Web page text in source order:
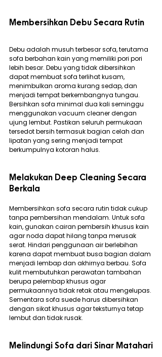
Membersihkan Debu Secara Rutin
Debu adalah musuh terbesar sofa, terutama
sofa berbahan kain yang memiliki pori pori
lebih besar. Debu yang tidak dibersihkan
dapat membuat sofa terlihat kusam,
menimbulkan aroma kurang sedap, dan
menjadi tempat berkembangnya tungau.
Bersihkan sofa minimal dua kali seminggu
menggunakan vacuum cleaner dengan
ujung lembut. Pastikan seluruh permukaan
tersedot bersih termasuk bagian celah dan
lipatan yang sering menjadi tempat
berkumpulnya kotoran halus.
Melakukan Deep Cleaning Secara
Berkala
Membersihkan sofa secara rutin tidak cukup
tanpa pembersihan mendalam. Untuk sofa
kain, gunakan cairan pembersih khusus kain
agar noda dapat hilang tanpa merusak
serat. Hindari penggunaan air berlebihan
karena dapat membuat busa bagian dalam
menjadi lembap dan akhirnya berbau. Sofa
kulit membutuhkan perawatan tambahan
berupa pelembap khusus agar
permukaannya tidak retak atau mengelupas.
Sementara sofa suede harus dibersihkan
dengan sikat khusus agar teksturnya tetap
lembut dan tidak rusak.
Melindungi Sofa dari Sinar Matahari